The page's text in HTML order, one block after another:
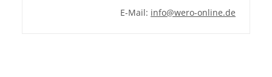
E-Mail: info@wero-online.de